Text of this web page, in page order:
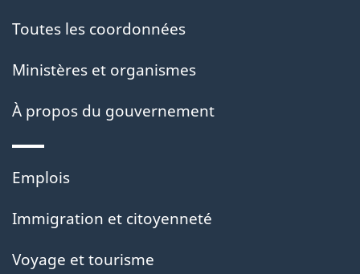
Toutes les coordonnées
Ministères et organismes
À propos du gouvernement
Thèmes
sujets
Emplois
Immigration et citoyenneté
Voyage et tourisme